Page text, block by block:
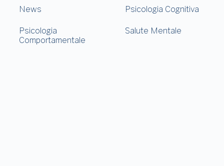
News Psicologia Cognitiva
Psicologia
Comportamentale
Salute Mentale